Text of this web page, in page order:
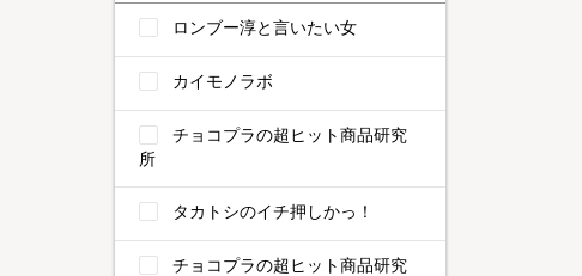
ロンブー淳と言いたい女
カイモノラボ
チョコプラの超ヒット商品研究
所
タカトシのイチ押しかっ！
チョコプラの超ヒット商品研究